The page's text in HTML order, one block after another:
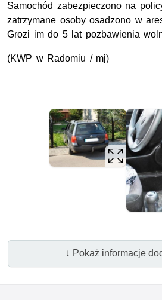
Samochód zabezpieczono na
zatrzymane osoby osadzono w
Grozi im do 5 lat pozbawienia
(KWP w Radomiu / mj)
↓ Pokaż informacje